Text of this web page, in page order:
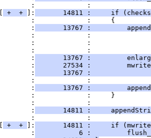
:             :
+ + ]:
14811 :     if
:             :     {
:
13767 :
:             :
:             :
:             :
:
13767 :
:
27534 :
:
13767 :
:             :
:
13767 :
:             :     }
:             :
:
14811 :
:             :
+ + ]:
14811 :     if
:
6 :